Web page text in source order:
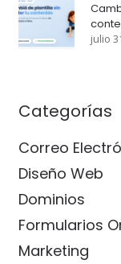
julio
Categorías
Correo
Diseño Web
Dominios
Formularios
Marketing